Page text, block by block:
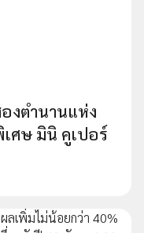
งตำนานแห่ง
ศษ มินิ คูเปอร์